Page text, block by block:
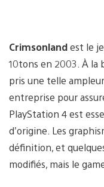
Crimsonlandest le
10tons en 2003. À la
pris une telle
entreprise pour
PlayStation 4 est
d’origine. Les
définition, et
modifiés, mais le